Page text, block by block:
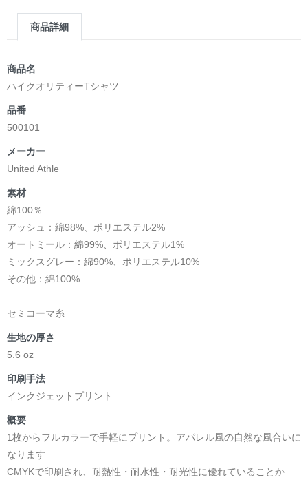
商品詳細
商品名
ハイクオリティーTシャツ
品番
500101
メーカー
United Athle
素材
綿100％
アッシュ：綿98%、ポリエステル2%
オートミール：綿99%、ポリエステル1%
ミックスグレー：綿90%、ポリエステル10%
その他：綿100%
セミコーマ糸
生地の厚さ
5.6 oz
印刷手法
インクジェットプリント
概要
1枚からフルカラーで手軽にプリント。アパレル風の自然な風合いに
なります
CMYKで印刷され、耐熱性・耐水性・耐光性に優れていることか